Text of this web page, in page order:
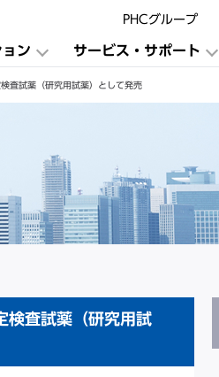
ン サービス・サポート
PHCグループ
査試薬（研究用試薬）として発売
検査試薬（研究用試